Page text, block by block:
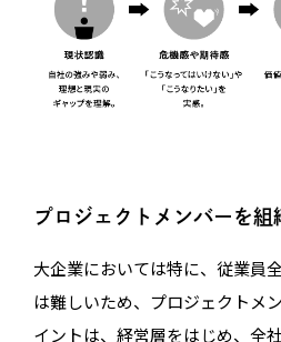
プロジェクトメンバーを組
大企業においては特に、従業員
は難しいため、プロジェクトメ
イントは、経営層をはじめ、全